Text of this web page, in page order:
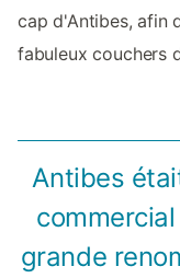
cap d'Antibes, afin
fabuleux couchers
Antibes
grande